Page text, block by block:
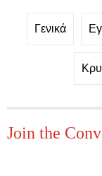
Γενικά
Join the